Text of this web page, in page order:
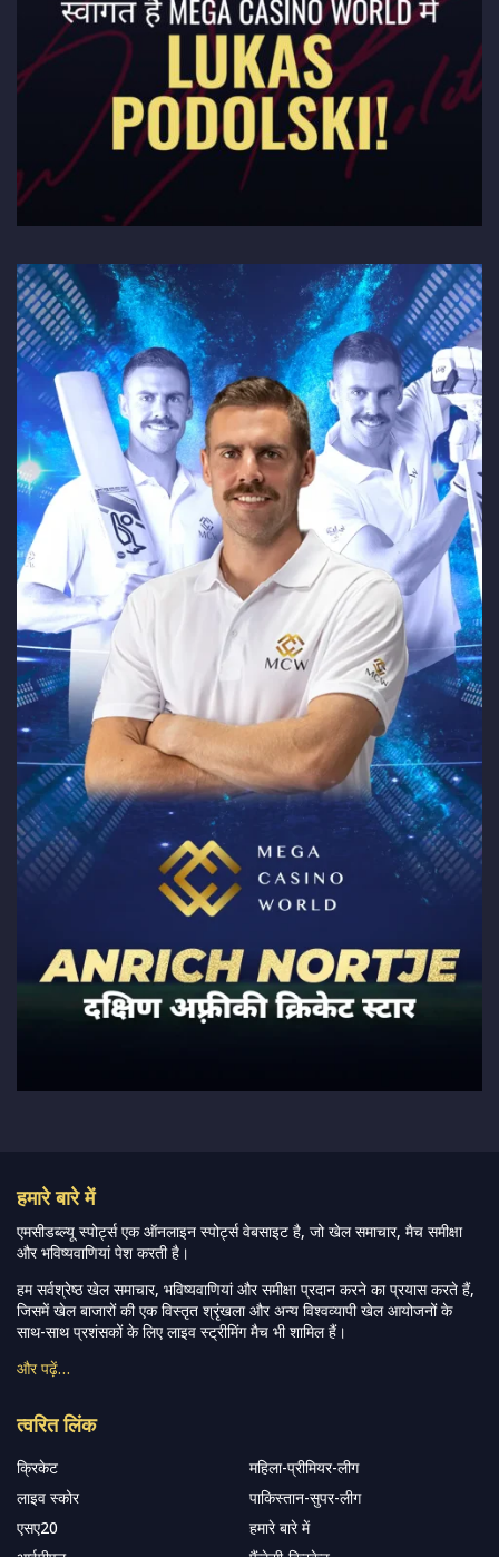
हमारे बारे में
एमसीडब्ल्यू स्पोर्ट्स एक ऑनलाइन स्पोर्ट्स वेबसाइट है, जो खेल समाचार, मैच समीक्षा
और भविष्यवाणियां पेश करती है।
हम सर्वश्रेष्ठ खेल समाचार, भविष्यवाणियां और समीक्षा प्रदान करने का प्रयास करते हैं,
जिसमें खेल बाजारों की एक विस्तृत श्रृंखला और अन्य विश्वव्यापी खेल आयोजनों के
साथ-साथ प्रशंसकों के लिए लाइव स्ट्रीमिंग मैच भी शामिल हैं।
और पढ़ें…
त्वरित लिंक
क्रिकेट
महिला-प्रीमियर-लीग
लाइव स्कोर
पाकिस्तान-सुपर-लीग
एसए20
हमारे बारे में